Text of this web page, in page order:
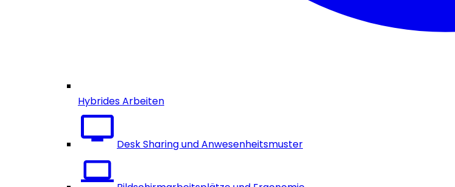
Hybrides Arbeiten
Desk Sharing und Anwesenheitsmuster